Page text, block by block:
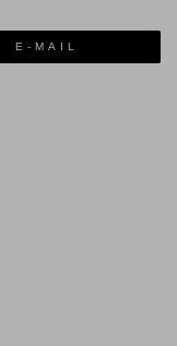
E-MAIL